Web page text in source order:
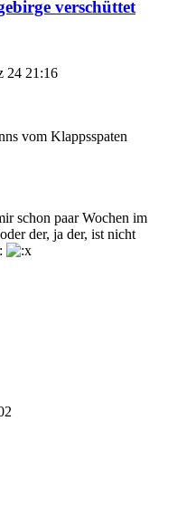
verschüttet
24 21:16
vom Klappsspaten
schon paar Wochen im
der, ja der, ist nicht